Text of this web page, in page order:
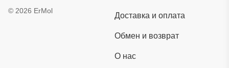
© 2026 ErMol
Доставка и оплата
Обмен и возврат
О нас